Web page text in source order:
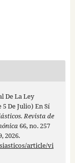
De La Ley
De Julio) En Sí
Revista de
66, no. 257
2026.
article/vi